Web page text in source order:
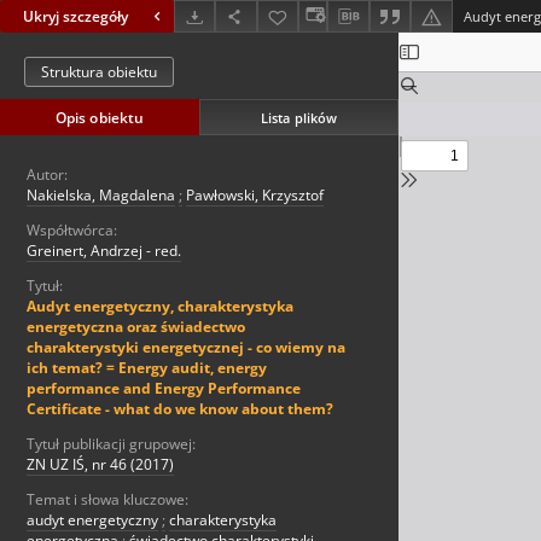
Ukryj szczegóły
Struktura obiektu
Opis obiektu Lista plików
Autor:
Nakielska, Magdalena ; Pawłowski, Krzysztof
Współtwórca:
Greinert, Andrzej - red.
Tytuł:
Audyt energetyczny, charakterystyka
energetyczna oraz świadectwo
charakterystyki energetycznej - co wiemy na
ich temat? = Energy audit, energy
performance and Energy Performance
Certificate - what do we know about them?
Tytuł publikacji grupowej:
ZN UZ IŚ, nr 46 (2017)
Temat i słowa kluczowe:
audyt energetyczny ; charakterystyka